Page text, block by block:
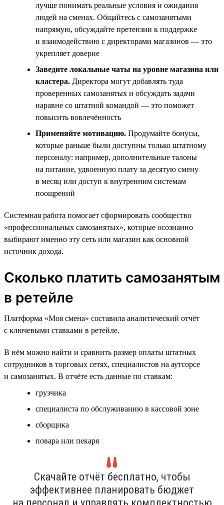
лучше понимать реальные условия и ожидания
людей на сменах. Общайтесь с самозанятыми
напрямую, обсуждайте претензии к поддержке
и взаимодействию с директорами магазинов — это
укрепляет доверие
Заведите локальные чаты на уровне магазина или
кластера. Директора могут добавлять туда
проверенных самозанятых и обсуждать задачи
наравне со штатной командой — это поможет
повысить вовлечённость
Применяйте мотивацию. Продумайте бонусы,
которые раньше были доступны только штатному
персоналу: например, дополнительные талоны
на питание, удвоенную плату за десятую смену
в месяц или доступ к внутренним системам
поощрений
Системная работа помогает сформировать сообщество
«профессиональных самозанятых», которые осознанно
выбирают именно эту сеть или магазин как основной
источник дохода.
Сколько платить самозанятым
в ретейле
Платформа «Моя смена» составила аналитический отчёт
с ключевыми ставками в ретейле.
В нём можно найти и сравнить размер оплаты штатных
сотрудников в торговых сетях, специалистов на аутсорсе
и самозанятых. В отчёте есть данные по ставкам:
грузчика
специалиста по обслуживанию в кассовой зоне
сборщика
повара или пекаря
Скачайте отчёт бесплатно, чтобы
эффективнее планировать бюджет